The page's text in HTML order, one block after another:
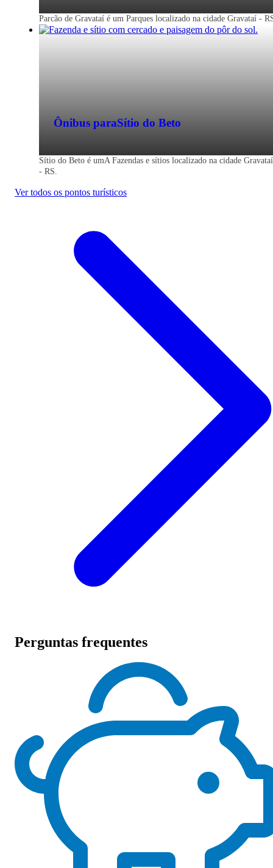
Parcão de Gravataí é um Parques localizado na cidade Gravataí -
Ônibus paraSítio do Beto
Sítio do Beto é umA Fazendas e sítios localizado na cidade Gravataí
- RS.
Ver todos os pontos turísticos
Perguntas frequentes